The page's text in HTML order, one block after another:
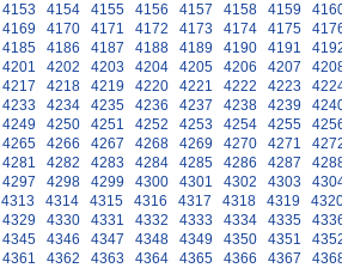
4153 4154 4155 4156 4157 4158 4159
4169 4170 4171 4172 4173 4174 4175
4185 4186 4187 4188 4189 4190 4191
4201 4202 4203 4204 4205 4206 4207
4217 4218 4219 4220 4221 4222 4223
4233 4234 4235 4236 4237 4238 4239
4249 4250 4251 4252 4253 4254 4255
4265 4266 4267 4268 4269 4270 4271
4281 4282 4283 4284 4285 4286 4287
4297 4298 4299 4300 4301 4302 4303
4313 4314 4315 4316 4317 4318 4319
4329 4330 4331 4332 4333 4334 4335
4345 4346 4347 4348 4349 4350 4351
4361 4362 4363 4364 4365 4366 4367